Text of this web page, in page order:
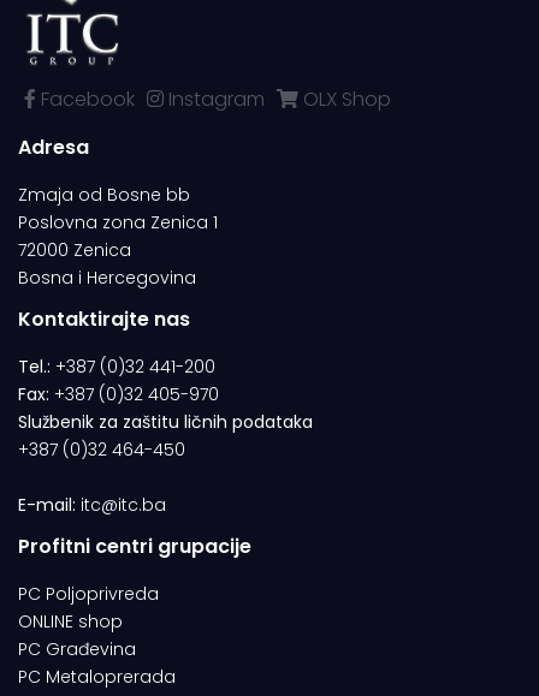
Facebook Instagram
OLX Shop
Adresa
Zmaja od Bosne bb
Poslovna zona Zenica 1
72000 Zenica
Bosna i Hercegovina
Kontaktirajte nas
Tel.: +387 (0)32 441-200
Fax: +387 (0)32 405-970
Službenik za zaštitu ličnih podataka
+387 (0)32 464-450
E-mail: itc@itc.ba
Profitni centri grupacije
PC Poljoprivreda
ONLINE shop
PC Građevina
PC Metaloprerada